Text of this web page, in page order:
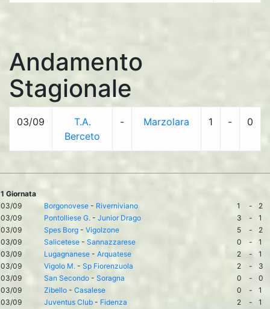
Andamento
Stagionale
03/09
T.A.
Berceto
- Marzolara 1 - 0
1 Giornata
03/09
Borgonovese - Riverniviano 1 -
2
03/09
Pontolliese G. - Junior Drago 3 -
1
03/09
Spes Borg - Vigolzone 5 -
2
03/09
Salicetese - Sannazzarese 0 -
1
03/09
Lugagnanese - Arquatese 2 -
1
03/09
Vigolo M. - Sp Fiorenzuola 2 -
3
03/09
San Secondo - Soragna 0 -
0
03/09
Zibello - Casalese 0 -
1
03/09
Juventus Club - Fidenza 2 -
1